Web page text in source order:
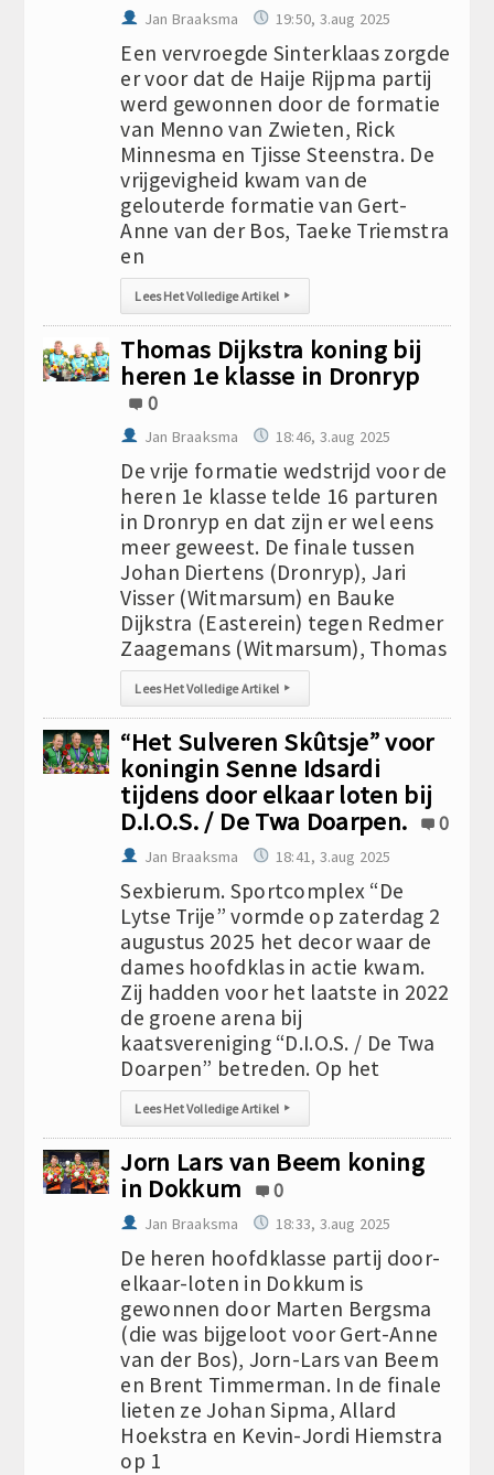
Jan Braaksma 19:50, 3.aug 2025
Een vervroegde Sinterklaas zorgde
er voor dat de Haije Rijpma partij
werd gewonnen door de formatie
van Menno van Zwieten, Rick
Minnesma en Tjisse Steenstra. De
vrijgevigheid kwam van de
gelouterde formatie van Gert-
Anne van der Bos, Taeke Triemstra
en
Lees Het Volledige Artikel ▸
Thomas Dijkstra koning bij
heren 1e klasse in Dronryp
0
Jan Braaksma 18:46, 3.aug 2025
De vrije formatie wedstrijd voor de
heren 1e klasse telde 16 parturen
in Dronryp en dat zijn er wel eens
meer geweest. De finale tussen
Johan Diertens (Dronryp), Jari
Visser (Witmarsum) en Bauke
Dijkstra (Easterein) tegen Redmer
Zaagemans (Witmarsum), Thomas
Lees Het Volledige Artikel ▸
“Het Sulveren Skûtsje” voor
koningin Senne Idsardi
tijdens door elkaar loten bij
D.I.O.S. / De Twa Doarpen.
0
Jan Braaksma 18:41, 3.aug 2025
Sexbierum. Sportcomplex “De
Lytse Trije” vormde op zaterdag 2
augustus 2025 het decor waar de
dames hoofdklas in actie kwam.
Zij hadden voor het laatste in 2022
de groene arena bij
kaatsvereniging “D.I.O.S. / De Twa
Doarpen” betreden. Op het
Lees Het Volledige Artikel ▸
Jorn Lars van Beem koning
in Dokkum
0
Jan Braaksma 18:33, 3.aug 2025
De heren hoofdklasse partij door-
elkaar-loten in Dokkum is
gewonnen door Marten Bergsma
(die was bijgeloot voor Gert-Anne
van der Bos), Jorn-Lars van Beem
en Brent Timmerman. In de finale
lieten ze Johan Sipma, Allard
Hoekstra en Kevin-Jordi Hiemstra
op 1